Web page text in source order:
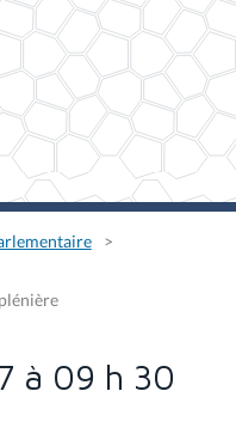
à 09 h 30